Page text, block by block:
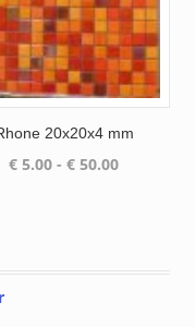
20x20x4 mm
€ 5.00 - € 50.00